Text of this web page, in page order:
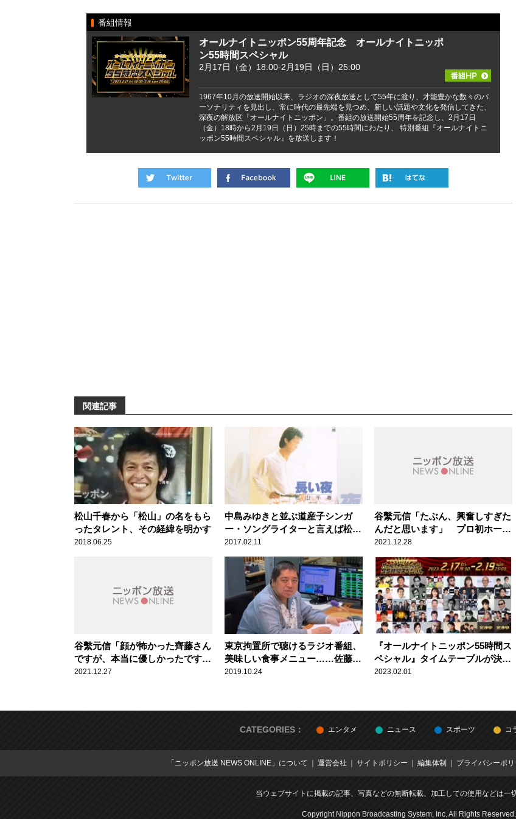
番組情報
オールナイトニッポン55周年記念 オールナイトニッポ
ン55時間スペシャル
2月17日（金）18:00-2月19日（日）25:00
1967年10月の放送開始以来、ラジオの深夜放送として55年に渡り、才能豊かな数々のパ
ーソナリティを見出し、常に時代の最先端を見つめ、新しい話題や文化を発信してきた、
深夜の解放区「オールナイトニッポン」。番組の放送開始55周年を記念し、2月17日
（金）18時から2月19日（日）25時までの55時間にわたり、 特別番組『オールナイトニ
ッポン55時間スペシャル』を放送します！
関連記事
松山千春から「松山」の名をもら
ったタレント、その経緯を明かす
2018.06.25
中島みゆきと並ぶ道産子シンガ
ー・ソングライターと言えば松山
千春【GO!GO!ドーナツ盤ハンタ
ー】
2017.02.11
谷繫元信「たぶん、興奮しすぎた
んだと思います」 プロ初ホーム
ランを打った夜、高熱で寝込んで
いたことを明かす
2021.12.28
谷繫元信「顔が怖かった齊藤さん
ですが、本当に優しかったです
ね」 プロ1年目のキャンプで同
2021.12.27
東京拘置所で聴けるラジオ番組、
美味しい食事メニュー……佐藤優
が語る勾留の記憶
2019.10.24
『オールナイトニッポン55時間ス
ペシャル』タイムテーブルが決
定！ レジェンドから現役パーソ
2023.02.01
CATEGORIES： エンタメ ニュース スポーツ コ
「ニッポン放送 NEWS ONLINE」について 運営会社 サイトポリシー 編集体制 プライバシーポリ
当ウェブサイトに掲載の記事、写真などの無断転載、加工しての使用などは一
Copyright Nippon Broadcasting System, Inc. All Rights Reserved.